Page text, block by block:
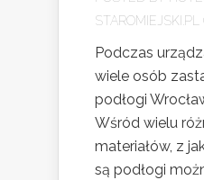
STAROMIEJSKI.PL
Podczas
wiele osób
podłogi
Wśród wielu
materiałów, z
są podłogi